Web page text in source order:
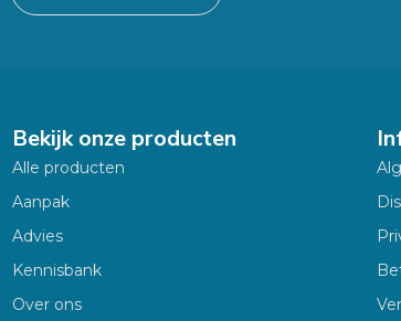
Bekijk onze producten
Alle producten
Aanpak
Advies
Kennisbank
Over ons